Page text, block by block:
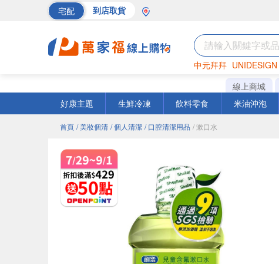
宅配 到店取貨
中元拜拜 UNIDESIGN
罐頭 海苔 洋
線上商城
好康主題
生鮮冷凍 飲料零食 米油沖泡
首頁 / 美妝個清 / 個人清潔 / 口腔清潔用品 / 漱口水